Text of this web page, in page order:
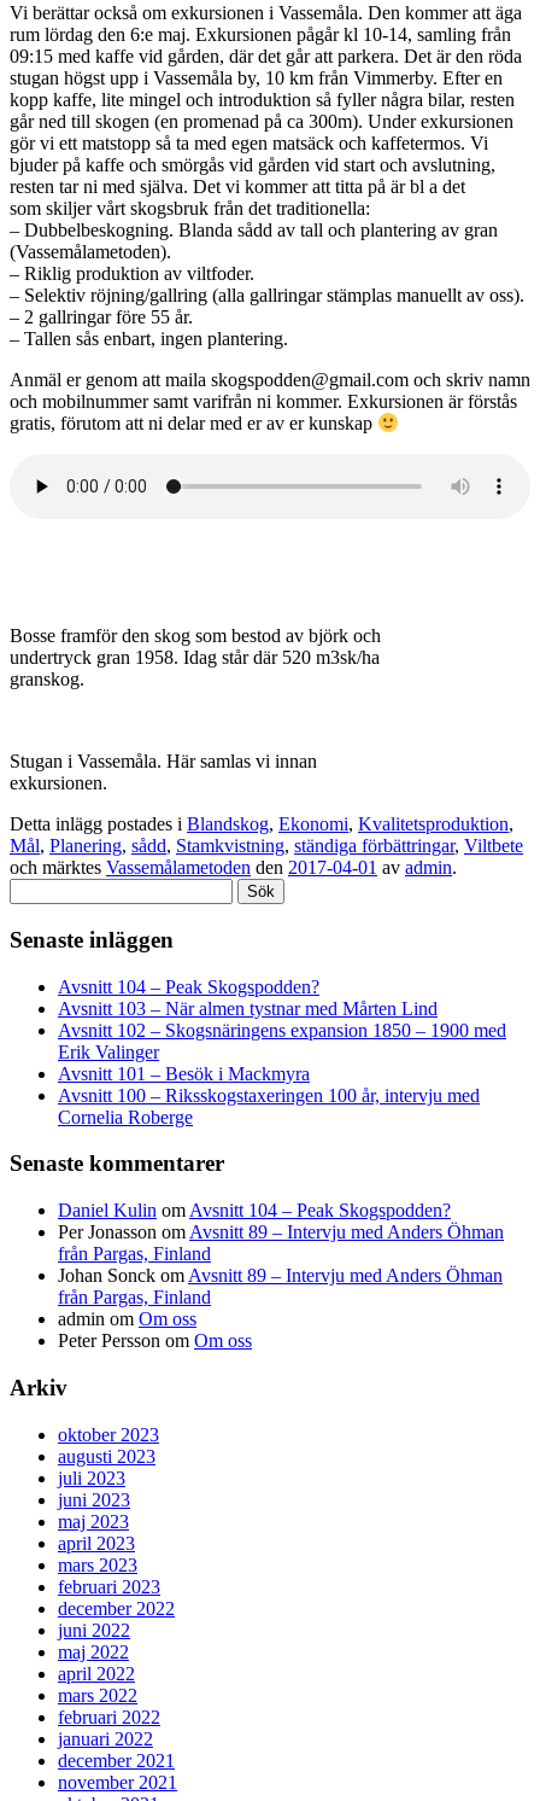
Vi berättar också om exkursionen i Vassemåla. Den kommer att äga
rum lördag den 6:e maj. Exkursionen pågår kl 10-14, samling från
09:15 med kaffe vid gården, där det går att parkera. Det är den röda
stugan högst upp i Vassemåla by, 10 km från Vimmerby. Efter en
kopp kaffe, lite mingel och introduktion så fyller några bilar, resten
går ned till skogen (en promenad på ca 300m). Under exkursionen
gör vi ett matstopp så ta med egen matsäck och kaffetermos. Vi
bjuder på kaffe och smörgås vid gården vid start och avslutning,
resten tar ni med själva. Det vi kommer att titta på är bl a det
som skiljer vårt skogsbruk från det traditionella:
– Dubbelbeskogning. Blanda sådd av tall och plantering av gran
(Vassemålametoden).
– Riklig produktion av viltfoder.
– Selektiv röjning/gallring (alla gallringar stämplas manuellt av oss).
– 2 gallringar före 55 år.
– Tallen sås enbart, ingen plantering.
Anmäl er genom att maila skogspodden@gmail.com och skriv namn
och mobilnummer samt varifrån ni kommer. Exkursionen är förstås
gratis, förutom att ni delar med er av er kunskap
Bosse framför den skog som bestod av björk och
undertryck gran 1958. Idag står där 520 m3sk/ha
granskog.
Stugan i Vassemåla. Här samlas vi innan
exkursionen.
Detta inlägg postades i Blandskog, Ekonomi, Kvalitetsproduktion,
Mål, Planering, sådd, Stamkvistning, ständiga förbättringar, Viltbete
och märktes Vassemålametoden den 2017-04-01 av admin.
efter:
Senaste inläggen
Avsnitt 104 – Peak Skogspodden?
Avsnitt 103 – När almen tystnar med Mårten Lind
Avsnitt 102 – Skogsnäringens expansion 1850 – 1900 med
Erik Valinger
Avsnitt 101 – Besök i Mackmyra
Avsnitt 100 – Riksskogstaxeringen 100 år, intervju med
Cornelia Roberge
Senaste kommentarer
Daniel Kulin om Avsnitt 104 – Peak Skogspodden?
Per Jonasson om Avsnitt 89 – Intervju med Anders Öhman
från Pargas, Finland
Johan Sonck om Avsnitt 89 – Intervju med Anders Öhman
från Pargas, Finland
admin om Om oss
Peter Persson om Om oss
Arkiv
oktober 2023
augusti 2023
juli 2023
juni 2023
maj 2023
april 2023
mars 2023
februari 2023
december 2022
juni 2022
maj 2022
april 2022
mars 2022
februari 2022
januari 2022
december 2021
november 2021